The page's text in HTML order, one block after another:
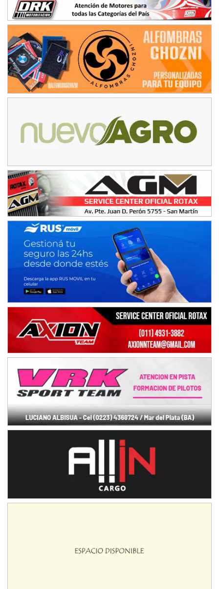
NORESTE SANTAFESINO - F6
Ciudad de Avellaneda (Asfalto)
SUR SANTAFESINO - F4
José Samuel Sánchez (Tierra)
Rufino (Santa Fe)
TUCUMANO - F5
Juan Navarro (Asfalto)